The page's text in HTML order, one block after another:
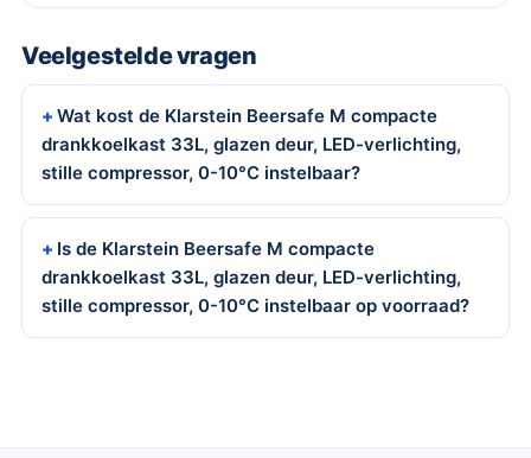
Veelgestelde vragen
Wat kost de Klarstein Beersafe M compacte
drankkoelkast 33L, glazen deur, LED-verlichting,
stille compressor, 0-10°C instelbaar?
Is de Klarstein Beersafe M compacte
drankkoelkast 33L, glazen deur, LED-verlichting,
stille compressor, 0-10°C instelbaar op voorraad?